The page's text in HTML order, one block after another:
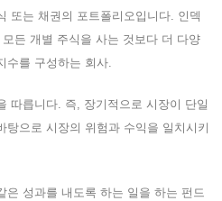
또는 채권의 포트폴리오입니다. 인덱
든 개별 주식을 사는 것보다 더 다양
수를 구성하는 회사.
따릅니다. 즉, 장기적으로 시장이 단일
탕으로 시장의 위험과 수익을 일치시키
은 성과를 내도록 하는 일을 하는 펀드